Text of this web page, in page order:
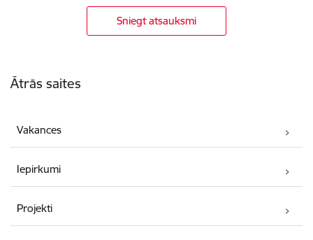
Sniegt atsauksmi
Ātrās saites
Vakances
Iepirkumi
Projekti